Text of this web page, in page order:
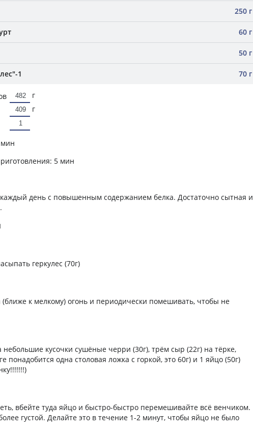
250 г
60 г
50 г
1 70 г
г
г
5 мин
день с повышенным содержанием белка. Достаточно сытная и
геркулес (70г)
(ближе к мелкому) огонь и периодически помешивать, чтобы не
кусочки сушёные черри (30г), трём сыр (22г) на тёрке,
понадобится одна столовая ложка с горкой, это 60г) и 1 яйцо (50г)
вбейте туда яйцо и быстро-быстро перемешивайте всё венчиком.
густой. Делайте это в течение 1-2 минут, чтобы яйцо не было